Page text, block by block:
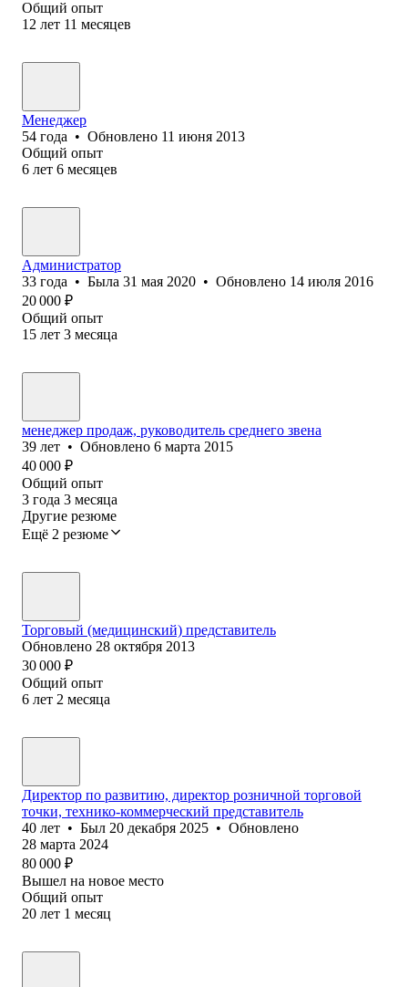
Общий опыт
12 лет 11 месяцев
Менеджер
54 года • Обновлено 11 июня 2013
Общий опыт
6 лет 6 месяцев
Администратор
33 года • Была 31 мая 2020 • Обновлено 14 июля 2016
20 000 ₽
Общий опыт
15 лет 3 месяца
менеджер продаж, руководитель среднего звена
39 лет • Обновлено 6 марта 2015
40 000 ₽
Общий опыт
3 года 3 месяца
Другие резюме
Ещё 2 резюме
Торговый (медицинский) представитель
Обновлено 28 октября 2013
30 000 ₽
Общий опыт
6 лет 2 месяца
Директор по развитию, директор розничной торговой
точки, технико-коммерческий представитель
40 лет • Был 20 декабря 2025 • Обновлено
28 марта 2024
80 000 ₽
Вышел на новое место
Общий опыт
20 лет 1 месяц